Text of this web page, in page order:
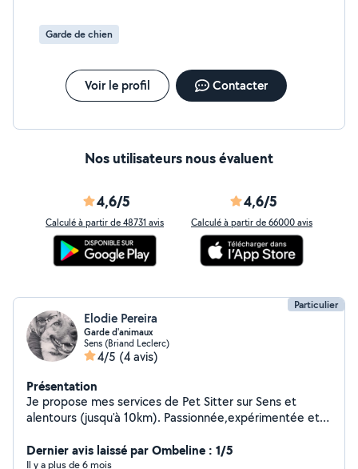
Garde de chien
Voir le profil Contacter
Nos utilisateurs nous évaluent
4,6/5
Calculé à partir de 48731 avis
4,6/5
Calculé à partir de 66000 avis
Particulier
Elodie Pereira
Garde d'animaux
Sens (Briand Leclerc)
4/5 (4 avis)
Présentation
Je propose mes services de Pet Sitter sur Sens et
alentours (jusqu'à 10km). Passionnée,expérimentée et
d'éducateur canin et conseiller en animalerie,
actuellement en formation d'assistante spécialisé
Dernier avis laissé par Ombeline : 1/5
Il y a plus de 6 mois